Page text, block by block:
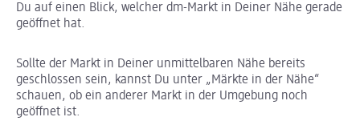
Du auf einen Blick, welcher dm-Markt in Deiner Nähe gerade
geöffnet hat.
Sollte der Markt in Deiner unmittelbaren Nähe bereits
geschlossen sein, kannst Du unter „Märkte in der Nähe“
schauen, ob ein anderer Markt in der Umgebung noch
geöffnet ist.